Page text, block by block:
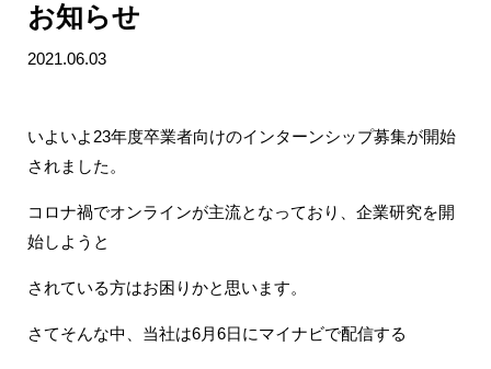
お知らせ
2021.06.03
いよいよ23年度卒業者向けのインターンシップ募集が開始
されました。
コロナ禍でオンラインが主流となっており、企業研究を開
始しようと
されている方はお困りかと思います。
さてそんな中、当社は6月6日にマイナビで配信する